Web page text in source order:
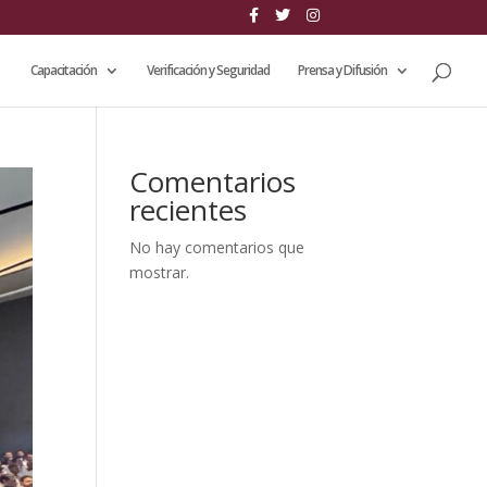
Capacitación Verificación y Seguridad Prensa y Difusión
Comentarios
recientes
No hay comentarios que
mostrar.